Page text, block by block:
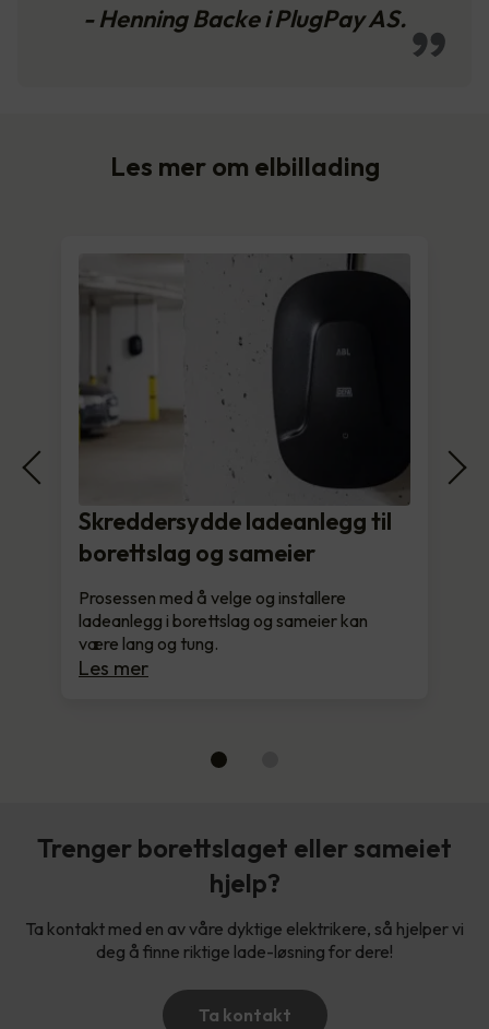
- Henning Backe i PlugPay AS.
Les mer om elbillading
Skreddersydde ladeanlegg til
borettslag og sameier
Prosessen med å velge og installere
ladeanlegg i borettslag og sameier kan
være lang og tung.
Les mer
Trenger borettslaget eller sameiet
hjelp?
Ta kontakt med en av våre dyktige elektrikere, så hjelper vi
deg å finne riktige lade-løsning for dere!
Ta kontakt